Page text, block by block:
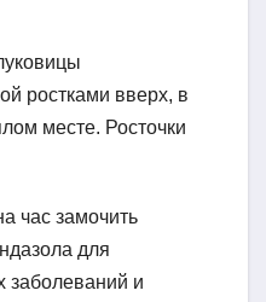
ростками вверх, в
месте. Росточки
час замочить
для
заболеваний и